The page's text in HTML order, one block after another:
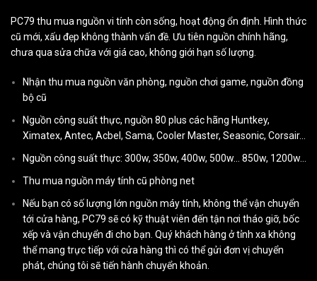
PC79 thu mua nguồn vi tính còn sống, hoạt động ổn định. Hình thức
cũ mới, xấu đẹp không thành vấn đề. Ưu tiên nguồn chính hãng,
chưa qua sửa chữa với giá cao, không giới hạn số lượng.
Nhận thu mua nguồn văn phòng, nguồn chơi game, nguồn đồng
bộ cũ
Nguồn công suất thực, nguồn 80 plus các hãng Huntkey,
Ximatex, Antec, Acbel, Sama, Cooler Master, Seasonic, Corsair…
Nguồn công suất thực: 300w, 350w, 400w, 500w… 850w, 1200w…
Thu mua nguồn máy tính cũ phòng net
Nếu bạn có số lượng lớn nguồn máy tính, không thể vận chuyển
tới cửa hàng, PC79 sẽ có kỹ thuật viên đến tận nơi tháo giỡ, bốc
xếp và vận chuyển đi cho bạn. Quý khách hàng ở tỉnh xa không
thể mang trực tiếp với cửa hàng thì có thể gửi đơn vị chuyển
phát, chúng tôi sẽ tiến hành chuyển khoản.